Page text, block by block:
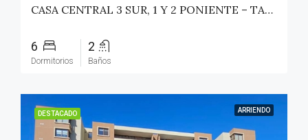
CASA CENTRAL 3 SUR, 1 Y 2 PONIENTE – TALCA
6
Dormitorios
2
Baños
DESTACADO ARRIENDO